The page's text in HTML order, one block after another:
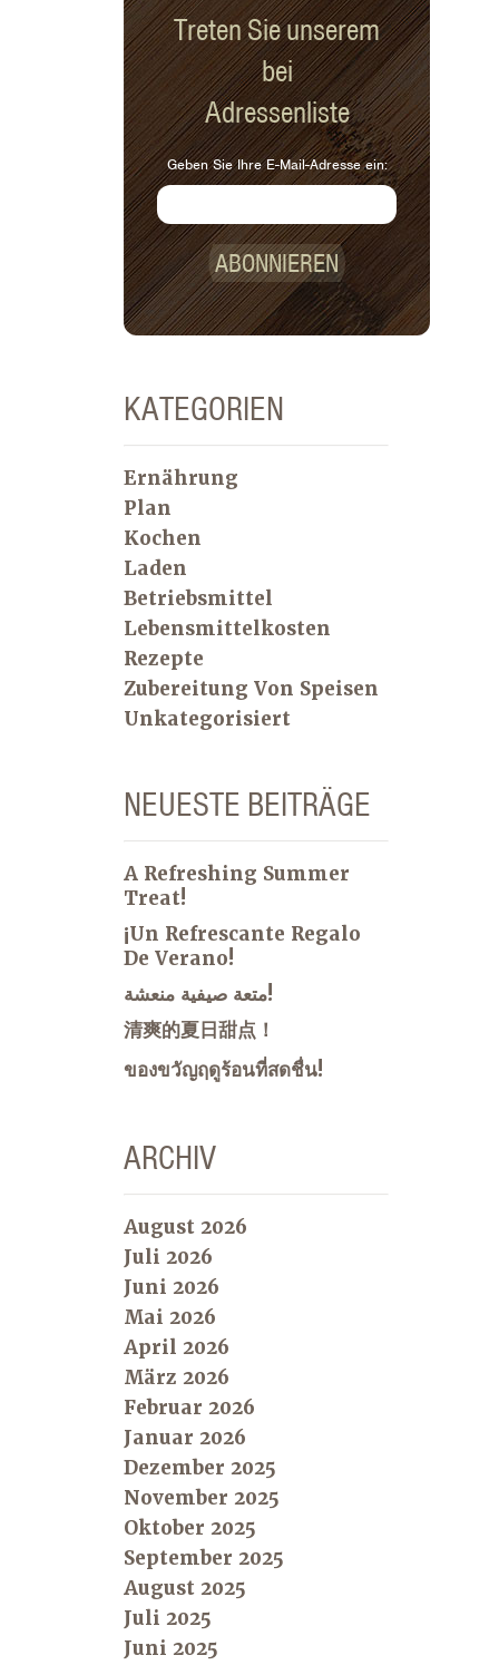
Treten Sie unserem
bei
Adressenliste
Geben Sie Ihre E-Mail-Adresse ein:
ABONNIEREN
KATEGORIEN
Ernährung
Plan
Kochen
Laden
Betriebsmittel
Lebensmittelkosten
Rezepte
Zubereitung Von Speisen
Unkategorisiert
NEUESTE BEITRÄGE
A Refreshing Summer
Treat!
¡Un Refrescante Regalo
De Verano!
متعة صيفية منعشة!
清爽的夏日甜点！
ของขวัญฤดูร้อนที่สดชื่น!
ARCHIV
August 2026
Juli 2026
Juni 2026
Mai 2026
April 2026
März 2026
Februar 2026
Januar 2026
Dezember 2025
November 2025
Oktober 2025
September 2025
August 2025
Juli 2025
Juni 2025